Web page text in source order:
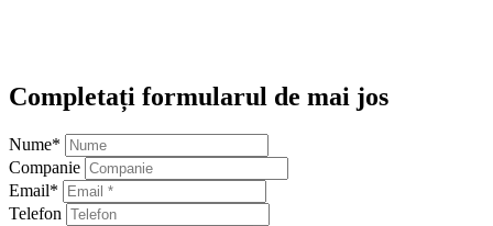
Completați formularul de mai jos
Nume*
Companie
Email*
Telefon